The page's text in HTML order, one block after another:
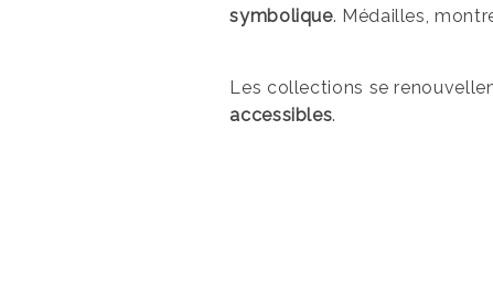
symbolique. Médailles,
Les collections se
accessibles.